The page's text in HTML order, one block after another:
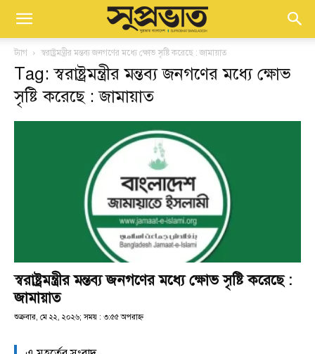
ট্যাগ স্বরাষ্ট্রমন্ত্রীর মন্তব্য জনগণের মধ্যে ক্ষোভ সৃষ্টি করেছে : জামায়াত
Tag: স্বরাষ্ট্রমন্ত্রীর মন্তব্য জনগণের মধ্যে ক্ষোভ
সৃষ্টি করেছে : জামায়াত
স্বরাষ্ট্রমন্ত্রীর মন্তব্য জনগণের মধ্যে ক্ষোভ সৃষ্টি করেছে :
জামায়াত
শুক্রবার, মে ২২, ২০২৬; সময় : ৩:৫৫ অপরাহ্ণ